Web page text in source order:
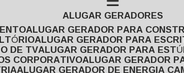
ALUGAR GERADORES
ALUGAR GERADOR PARA
ALUGAR GERADOR PARA
DE TV ALUGAR GERADOR PARA
CORPORATIVO ALUGAR GERADOR
ALUGAR GERADOR DE ENERGIA